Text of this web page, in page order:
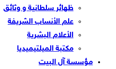
ظهائر سلطانية و وثائق
علم الأنساب الشريفة
الأعلام البشرية
مكتبة الميلتيميديا
مؤسسة آل البيت